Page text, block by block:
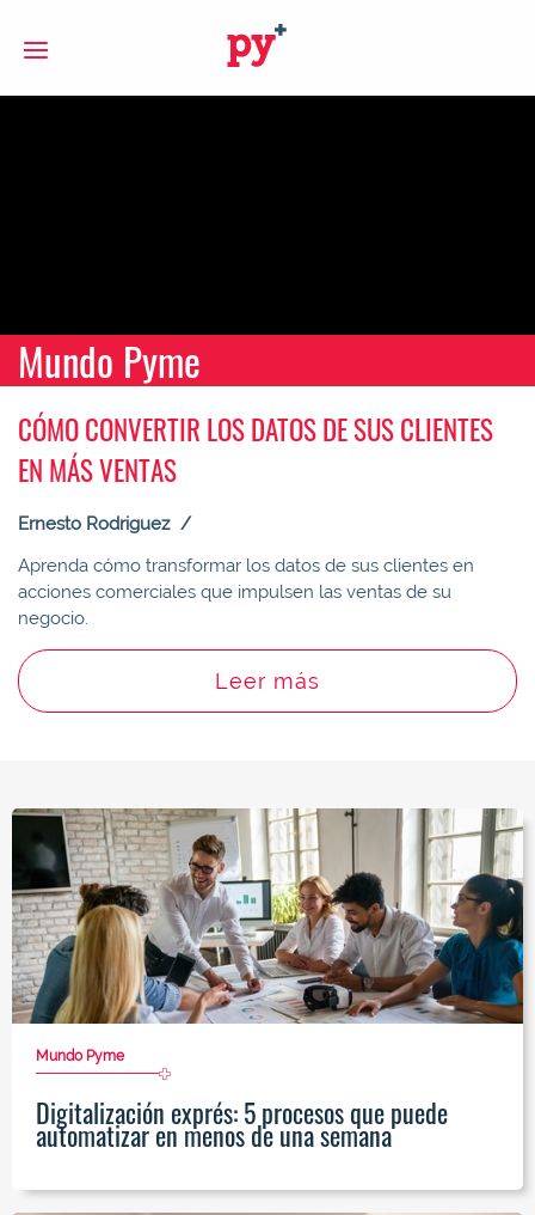
Mundo Pyme
CÓMO CONVERTIR LOS DATOS DE SUS CLIENTES
EN MÁS VENTAS
Ernesto Rodriguez
Aprenda cómo transformar los datos de sus clientes en
acciones comerciales que impulsen las ventas de su
negocio.
Leer más
Mundo Pyme
Digitalización exprés: 5 procesos que puede
automatizar en menos de una semana